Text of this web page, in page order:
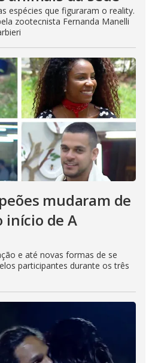
espécies que figuraram o reality.
zootecnista Fernanda Manelli
mudaram de
início de A
e até novas formas de se
participantes durante os três